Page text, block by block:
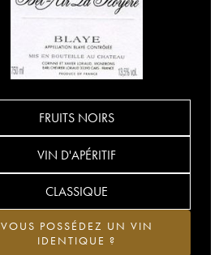
FRUITS NOIRS
VIN D'APÉRITIF
CLASSIQUE
VOUS POSSÉDEZ UN VIN
IDENTIQUE ?